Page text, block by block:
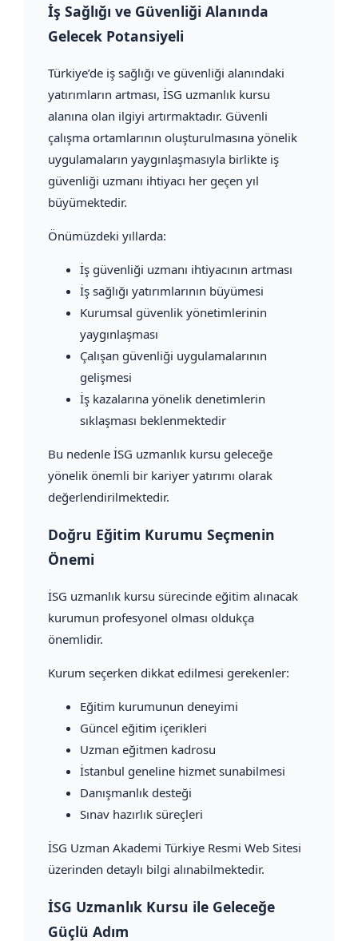
İş Sağlığı ve Güvenliği Alanında
Gelecek Potansiyeli
Türkiye’de iş sağlığı ve güvenliği alanındaki
yatırımların artması, İSG uzmanlık kursu
alanına olan ilgiyi artırmaktadır. Güvenli
çalışma ortamlarının oluşturulmasına yönelik
uygulamaların yaygınlaşmasıyla birlikte iş
güvenliği uzmanı ihtiyacı her geçen yıl
büyümektedir.
Önümüzdeki yıllarda:
İş güvenliği uzmanı ihtiyacının artması
İş sağlığı yatırımlarının büyümesi
Kurumsal güvenlik yönetimlerinin
yaygınlaşması
Çalışan güvenliği uygulamalarının
gelişmesi
İş kazalarına yönelik denetimlerin
sıklaşması beklenmektedir
Bu nedenle İSG uzmanlık kursu geleceğe
yönelik önemli bir kariyer yatırımı olarak
değerlendirilmektedir.
Doğru Eğitim Kurumu Seçmenin
Önemi
İSG uzmanlık kursu sürecinde eğitim alınacak
kurumun profesyonel olması oldukça
önemlidir.
Kurum seçerken dikkat edilmesi gerekenler:
Eğitim kurumunun deneyimi
Güncel eğitim içerikleri
Uzman eğitmen kadrosu
İstanbul geneline hizmet sunabilmesi
Danışmanlık desteği
Sınav hazırlık süreçleri
İSG Uzman Akademi Türkiye Resmi Web Sitesi
üzerinden detaylı bilgi alınabilmektedir.
İSG Uzmanlık Kursu ile Geleceğe
Güçlü Adım